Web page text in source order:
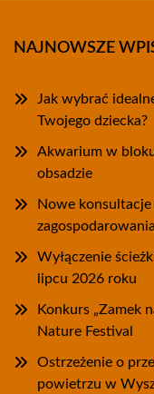
NAJNOWSZE
Jak wybrać
Twojego dziecka?
Akwarium w
obsadzie
Nowe konsultacje
Wyłączenie
lipcu 2026 roku
Konkurs „Zamek
Nature Festival
Ostrzeżenie o
powietrzu w